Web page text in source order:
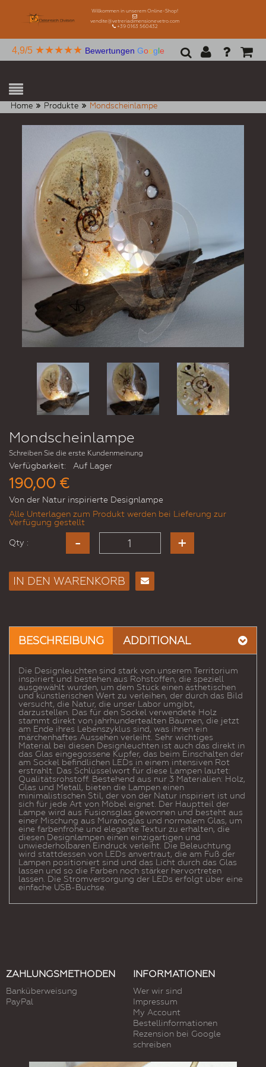
Willkommen in unserem Online-Shop!
vendite@vetreriadimensionevetro.com
+39 0163 560432
4,9/5 ★★★★★ Bewertungen Google
Home Produkte Mondscheinlampe
Mondscheinlampe
Schreiben Sie die erste Kundenmeinung
Verfügbarkeit: Auf Lager
190,00 €
Von der Natur inspirierte Designlampe
Alle Unterlagen zum Produkt werden bei Lieferung zur
Verfügung gestellt
Qty :
IN DEN WARENKORB
Freund
BESCHREIBUNG ADDITIONAL
Die Designleuchten sind stark von unserem Territorium
inspiriert und bestehen aus Rohstoffen, die speziell
ausgewählt wurden, um dem Stück einen ästhetischen
und künstlerischen Wert zu verleihen, der durch das Bild
versucht, die Natur, die unser Labor umgibt,
darzustellen. Das für den Sockel verwendete Holz
stammt direkt von jahrhundertealten Bäumen, die jetzt
am Ende ihres Lebenszyklus sind, was ihnen ein
märchenhaftes Aussehen verleiht. Sehr wichtiges
Material bei diesen Designleuchten ist auch das direkt in
das Glas eingegossene Kupfer, das beim Einschalten der
am Sockel befindlichen LEDs in einem intensiven Rot
erstrahlt. Das Schlüsselwort für diese Lampen lautet:
Qualitätsrohstoff. Bestehend aus nur 3 Materialien: Holz,
Glas und Metall, bieten die Lampen einen
minimalistischen Stil, der von der Natur inspiriert ist und
sich für jede Art von Möbel eignet. Der Hauptteil der
Lampe wird aus Fusionsglas gewonnen und besteht aus
einer Mischung aus Muranoglas und normalem Glas, um
eine farbenfrohe und elegante Textur zu erhalten, die
diesen Designlampen einen einzigartigen und
unwiederholbaren Eindruck verleiht. Die Beleuchtung
wird stattdessen von LEDs anvertraut, die am Fuß der
Lampen positioniert sind und das Licht durch das Glas
lassen und so die Farben noch stärker hervortreten
lassen. Die Stromversorgung der LEDs erfolgt über eine
einfache USB-Buchse.
ZAHLUNGSMETHODEN
Banküberweisung
PayPal
INFORMATIONEN
Wer wir sind
Impressum
My Account
Bestellinformationen
Rezension bei Google
schreiben